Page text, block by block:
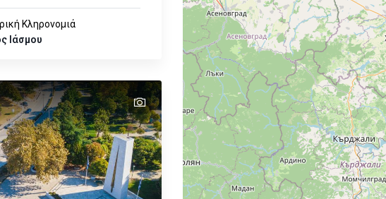
Κληρονομιά
Ιάσμου
text